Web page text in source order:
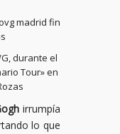
durante el
Tour» en
irrumpía
lo que